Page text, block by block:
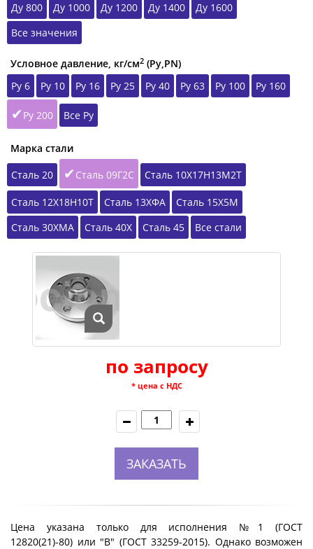
Ду 800
Ду 1000 Ду 1200 Ду 1400
Ду 1600
Все значения
Условное давление, кг/см2 (Ру,РN)
Ру 6
Ру 10 Ру 16 Ру 25 Ру 40 Ру 63 Ру 100 Ру 160
Ру 200 Все Ру
Марка стали
Сталь 20
Сталь 09Г2С Сталь 10Х17Н13М2Т
Сталь 12Х18Н10Т Сталь 13ХФА
Сталь 15Х5М
Сталь 30ХМА
Сталь 40Х Сталь 45 Все стали
по запросу
* цена с НДС
ЗАКАЗАТЬ
Цена указана только для исполнения №1 (ГОСТ
12820(21)-80) или "B" (ГОСТ 33259-2015). Однако возможен